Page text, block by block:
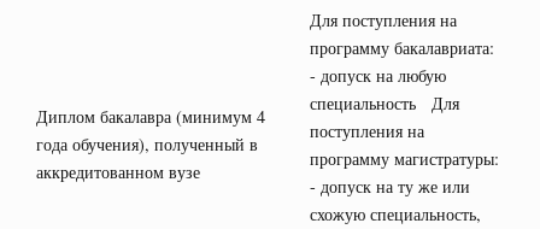
Диплом бакалавра (минимум 4
года обучения), полученный в
аккредитованном вузе
Для поступления на
программу бакалавриата:
- допуск на любую
специальность Для
поступления на
программу магистратуры:
- допуск на ту же или
схожую специальность,